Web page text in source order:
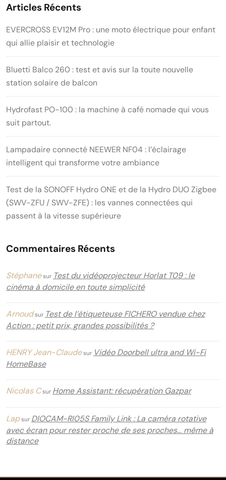
Articles Récents
EVERCROSS EV12M Pro : une moto électrique pour enfant
qui allie plaisir et technologie
Bluetti Balco 260 : test et avis sur la toute nouvelle
station solaire de balcon
Hydrofast PO-100 : la machine à café nomade qui vous
suit partout.
Lampadaire connecté NEEWER NF04 : l’éclairage
intelligent qui transforme votre ambiance
Test de la SONOFF Hydro ONE et de la Hydro DUO Zigbee
(SWV-ZFU / SWV-ZFE) : les vannes connectées qui
passent à la vitesse supérieure
Commentaires Récents
Stéphanesur Test du vidéoprojecteur Horlat T09 : le
cinéma à domicile en toute simplicité
Arnoudsur Test de l’étiqueteuse FICHERO vendue chez
Action : petit prix, grandes possibilités ?
HENRY Jean-Claudesur Vidéo Doorbell ultra and Wi-Fi
HomeBase
Nicolas Csur Home Assistant: récupération Gazpar
Lapsur DIOCAM-RI05S Family Link : La caméra rotative
avec écran pour rester proche de ses proches… même à
distance